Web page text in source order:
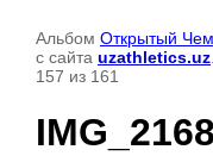
Альбом Открытый
с сайта uzathletics.uz
157 из 161
IMG_2168